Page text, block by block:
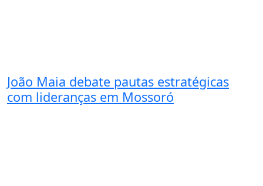
João Maia debate pautas estratégicas
com lideranças em Mossoró